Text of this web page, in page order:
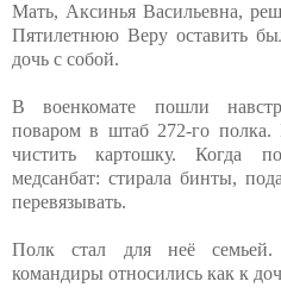
Мать, Аксинья Васильевна,
Пятилетнюю Веру оставить
дочь с собой.
В военкомате пошли
поваром в штаб 272-го полка.
чистить картошку. Когда
медсанбат: стирала бинты,
перевязывать.
Полк стал для неё семьей.
командиры относились как к